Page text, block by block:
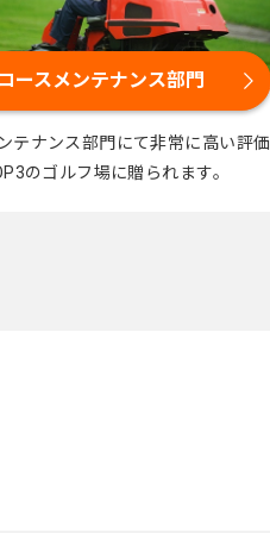
ースメンテナンス部門
テナンス部門にて非常に高い評価
のゴルフ場に贈られます。